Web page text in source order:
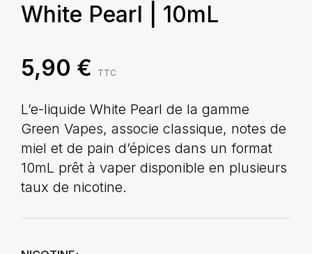
White Pearl | 10mL
5,90 € TTC
L’e-liquide White Pearl de la gamme
Green Vapes, associe classique, notes de
miel et de pain d’épices dans un format
10mL prêt à vaper disponible en plusieurs
taux de nicotine.